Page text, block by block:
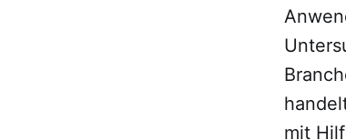
mit